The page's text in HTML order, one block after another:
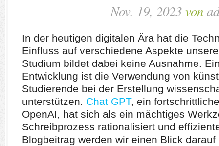
Nov. 19, 2023von
In der heutigen digitalen Ära hat die
Einfluss auf verschiedene Aspekte
Studium bildet dabei keine Ausnahme.
Entwicklung ist die Verwendung von
Studierende bei der Erstellung
unterstützen. Chat GPT, ein
OpenAI, hat sich als ein mächtiges
Schreibprozess rationalisiert und
Blogbeitrag werden wir einen Blick